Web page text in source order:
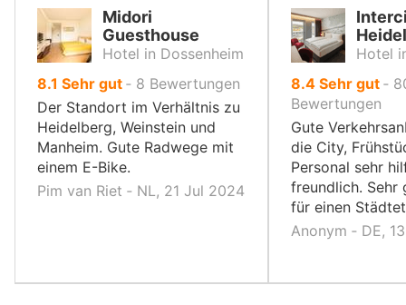
Midori
Guesthouse
Hotel in Dossenheim
8.1 von
10,
Sehr gut ‐ 8 Bewertungen
Der Standort im Verhältnis zu
Heidelberg, Weinstein und
Manheim. Gute Radwege mit
einem E-Bike.
Pim van Riet ‐ NL, 21 Jul 2024
Hotel
8.4von
10,
Sehr gut ‐
Bewertungen
Gute
die City,
Personal sehr
freundlich. Sehr
für einen
Anonym ‐ DE,